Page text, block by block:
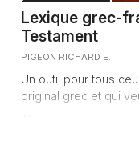
Lexique grec-
Testament
PIGEON RICHARD E.
Un outil pour tous
original grec et qui
l...